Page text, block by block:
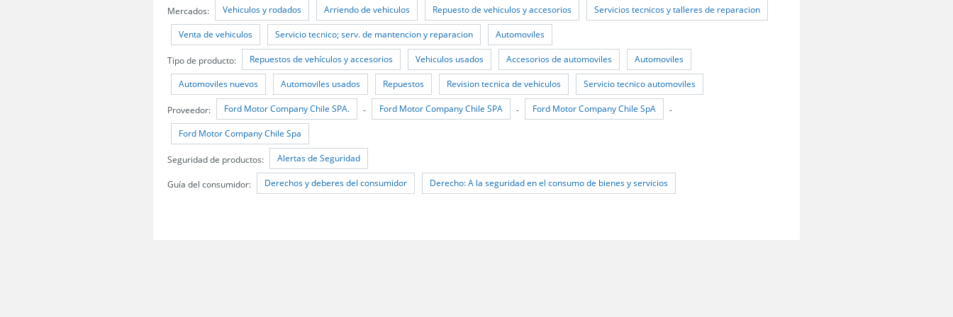
Mercados: Vehiculos y rodados Arriendo de vehiculos Repuesto de vehiculos y accesorios Servicios tecnicos y talleres de reparacion
Venta de vehiculos Servicio tecnico; serv. de mantencion y reparacion Automoviles
Tipo de producto: Repuestos de vehículos y accesorios Vehiculos usados Accesorios de automoviles Automoviles
Automoviles nuevos Automoviles usados Repuestos Revision tecnica de vehiculos Servicio tecnico automoviles
Proveedor: Ford Motor Company Chile SPA. - Ford Motor Company Chile SPA - Ford Motor Company Chile SpA -
Ford Motor Company Chile Spa
Seguridad de productos: Alertas de Seguridad
Guía del consumidor: Derechos y deberes del consumidor Derecho: A la seguridad en el consumo de bienes y servicios